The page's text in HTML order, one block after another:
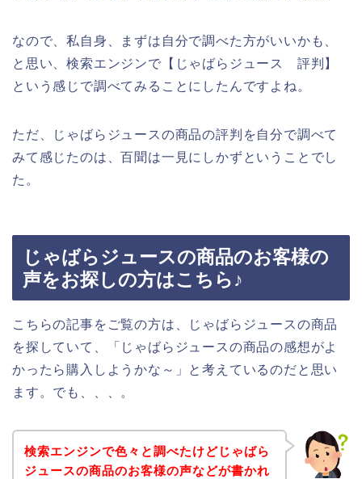
なので、私自身、まずは自分で調べた方がいいかも、
と思い、検索エンジンで【じゃばらジュース 評判】
という感じで調べてみることにしたんですよね。
ただ、じゃばらジュースの商品の評判を自分で調べて
みて感じたのは、百聞は一見にしかずということでし
た。
じゃばらジュースの商品のお客様の
声をお探しの方はこちら♪
こちらの記事をご覧の方は、じゃばらジュースの商品
を探していて、「じゃばらジュースの商品の感想がよ
かったら購入しようかな～」と考えているのだと思い
ます。でも、、、。
検索エンジンで色々と調べたけどじゃばら
ジュースの商品のお客様の声などが書かれ